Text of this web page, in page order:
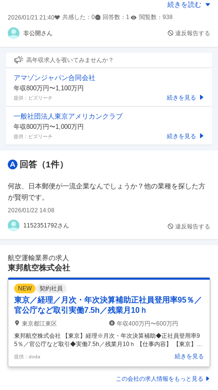
・ニトリ
・国立病院機構
...公務員以外は「大量採用大量離職」ですかね？時代は公務員？
(都庁なら平均年収700万超えで大手一流企業下位クラスの年収は
ありますし)
大手一流企業といっても、やはりメーカーの事務系は勤続年数高
く採用枠も少なくかなり難易度高いですね？
続きを読む
2026/01/21 21:40 共感した： 0 回答数： 1 閲覧数： 938
非公開さん 違反報告する
高年収求人を覗いてみませんか？
アマゾンジャパン合同会社
年収800万円〜1,100万円
提供：ビズリーチ 続きを見る
一般社団法人東京アメリカンクラブ
年収800万円〜1,000万円
提供：ビズリーチ 続きを見る
回答（1件）
何故、日本郵便が一流企業なんでしょうか？他の業種を探した方
が賢明です。
2026/01/22 14:08
1152351792さん 違反報告する
航空運輸業界の求人
東邦航空株式会社
NEW 契約社員
東京／経理／月次・年次決算補助正社員登用率95％／
官公庁など取引実働7.5h／残業月10ｈ
東京都江東区
年収400万円〜600万円
東邦航空株式会社 【東京】経理※月次・年次決算補助◆正社員登用率9
5％／官公庁など取引◆実働7.5h／残業月10ｈ 【仕事内容】 【東京】経
理※月次・年次決算補助◆正社員登用率95％／官公庁など取引◆実働7.5
h／残業月10ｈ 【具体的な仕事内容】 ～幅広い業務でスキルアップ／創
業60年以上の安定企業／住宅手当や家族手当あり／土日祝休／就業環境
◎～ ■業務概要： 東京愛らんどシャトルの運営やドクターヘリ事業、ド
提供：doda 続きを見る
この会社の求人情報をもっと見る